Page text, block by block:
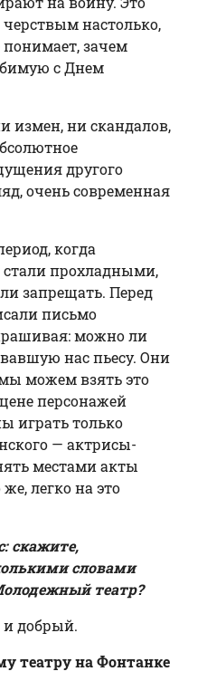
настолько,
понимает, зачем
с Днем
измен, ни скандалов,
другого
очень современная
когда
прохладными,
запрещать. Перед
письмо
можно ли
нас пьесу. Они
можем взять это
персонажей
играть только
— актрисы-
местами акты
легко на это
скажите,
словами
театр?
и добрый.
театру на Фонтанке